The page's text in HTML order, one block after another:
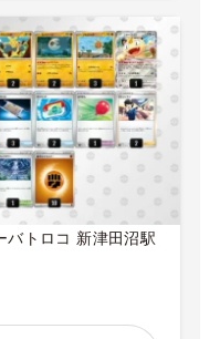
バトロコ 新津田沼駅